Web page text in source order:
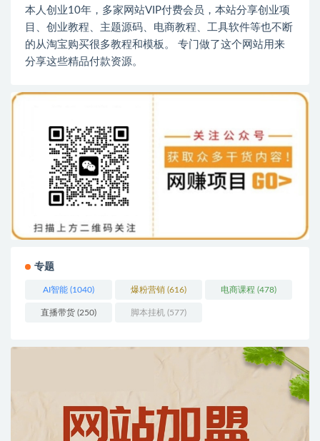
本人创业10年，多家网站VIP付费会员，本站分享创业项
目、创业教程、主题源码、电商教程、工具软件等也不断
的从淘宝购买很多教程和模板。 专门做了这个网站用来
分享这些精品付款资源。
专题
AI智能 (1040) 爆粉营销 (616) 电商课程 (478)
直播带货 (250) 脚本挂机 (577)